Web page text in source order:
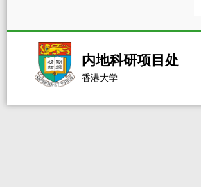
内地科研项目处
香港大学